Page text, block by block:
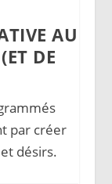
AU
DE
par créer
désirs.